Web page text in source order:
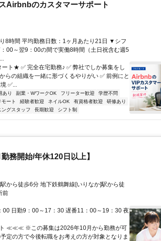
Airbnbのカスタマーサポート
8時間 平均勤務日数：1ヶ月あたり21日 ▼シフ
00～翌9：00の間で実働8時間（土日祝含む週5
ト★ ✅ 完全在宅勤務♪ ✅ 弊社でしか募集をし
らの組織を一緒に形づくるやりがい ✅ 前例にと
✅...
あり 副業・WワークOK フリーター歓迎
学歴不問
モート 経験者歓迎 ネイルOK 有資格者歓迎
研修あり
ングスタッフ 長期歓迎 シフト制
務開始/年休120日以上】
前
00 日勤9：00～17：30 遅番11：00～19：30 夜
≪≪≪ ※この募集は2026年10月から勤務が可
定の方で今後転職をお考えの方が対象となりま